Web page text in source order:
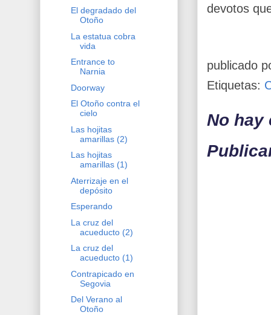
devotos
publicado
Etiquetas:
No hay
El degradado del
Otoño
La estatua cobra
vida
Entrance to
Narnia
Doorway
El Otoño contra el
cielo
Las hojitas
amarillas (2)
Las hojitas
amarillas (1)
Aterrizaje en el
depósito
Esperando
La cruz del
acueducto (2)
La cruz del
acueducto (1)
Contrapicado en
Segovia
Del Verano al
Otoño